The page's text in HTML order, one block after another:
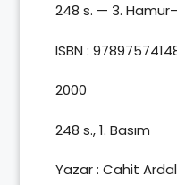
248 s. — 3.
ISBN :
2000
248 s., 1. Basım
Yazar : Cahit